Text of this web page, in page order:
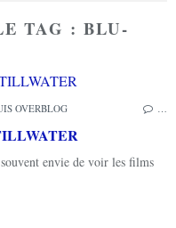
TAG : BLU-
OVERBLOG
envie de voir les films